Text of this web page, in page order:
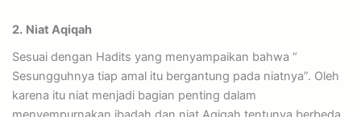
2. Niat Aqiqah
Sesuai dengan Hadits yang menyampaikan bahwa “
Sesungguhnya tiap amal itu bergantung pada niatnya”. Oleh
karena itu niat menjadi bagian penting dalam